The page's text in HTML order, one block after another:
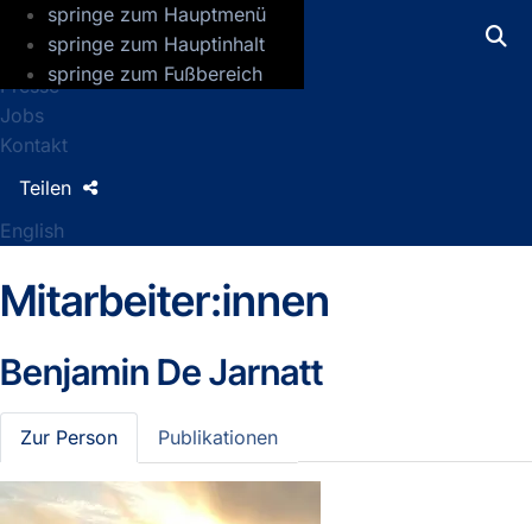
springe zum Hauptmenü
springe zum Hauptinhalt
springe zum Fußbereich
GFZ Helmholtz-Zentrum für
Presse
Jobs
Kontakt
English
Teilen
Mitarbeiter:innen
Benjamin De Jarnatt
Zur Person Publikationen